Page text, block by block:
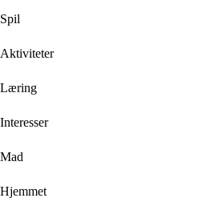
Spil
Aktiviteter
Læring
Interesser
Mad
Hjemmet